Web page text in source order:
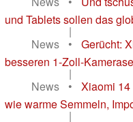
und Tablets sollen das
|
News
•
Gerücht:
besseren 1-Zoll-
|
News
•
Xiaomi
wie warme Semmeln,
|